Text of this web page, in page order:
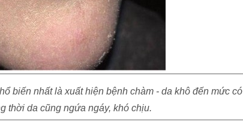
biến nhất là xuất hiện bệnh chàm - da khô đến mức có
thời da cũng ngứa ngáy, khó chịu.